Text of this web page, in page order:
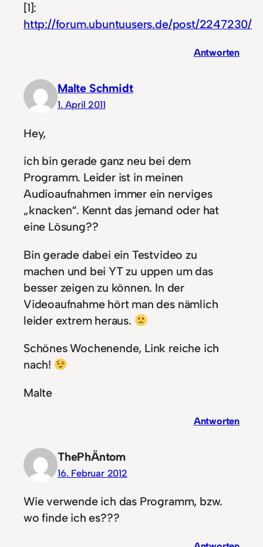
[1]:
http://forum.ubuntuusers.de/post/2247230/
Antworten
Malte Schmidt
1. April 2011
Hey,
ich bin gerade ganz neu bei dem
Programm. Leider ist in meinen
Audioaufnahmen immer ein nerviges
„knacken“. Kennt das jemand oder hat
eine Lösung??
Bin gerade dabei ein Testvideo zu
machen und bei YT zu uppen um das
besser zeigen zu können. In der
Videoaufnahme hört man des nämlich
leider extrem heraus.
Schönes Wochenende, Link reiche ich
nach!
Malte
Antworten
ThePhÄntom
16. Februar 2012
Wie verwende ich das Programm, bzw.
wo finde ich es???